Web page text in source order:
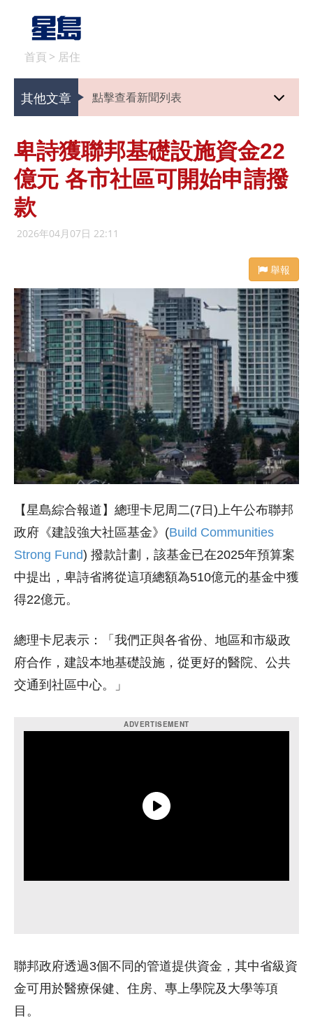
首頁 > 居住
其他文章 點擊查看新聞列表
卑詩獲聯邦基礎設施資金22
億元 各市社區可開始申請撥
款
2026年04月07日 22:11
舉報
【星島綜合報道】總理卡尼周二(7日)上午公布聯邦
政府《建設強大社區基金》(Build Communities
Strong Fund) 撥款計劃，該基金已在2025年預算案
中提出，卑詩省將從這項總額為510億元的基金中獲
得22億元。
總理卡尼表示：「我們正與各省份、地區和市級政
府合作，建設本地基礎設施，從更好的醫院、公共
交通到社區中心。」
聯邦政府透過3個不同的管道提供資金，其中省級資
金可用於醫療保健、住房、專上學院及大學等項
目。